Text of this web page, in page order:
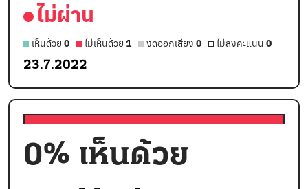
ไม่ผ่าน
เห็นด้วย 0 ไม่เห็นด้วย 1 งดออกเสียง 0 ไม่ลงคะแนน 0
23.7.2022
0% เห็นด้วย